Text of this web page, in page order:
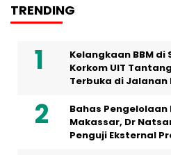
TRENDING
Kelangkaan BBM di
Korkom UIT
Terbuka di Jalanan
Bahas
Makassar, Dr
Penguji Eksternal